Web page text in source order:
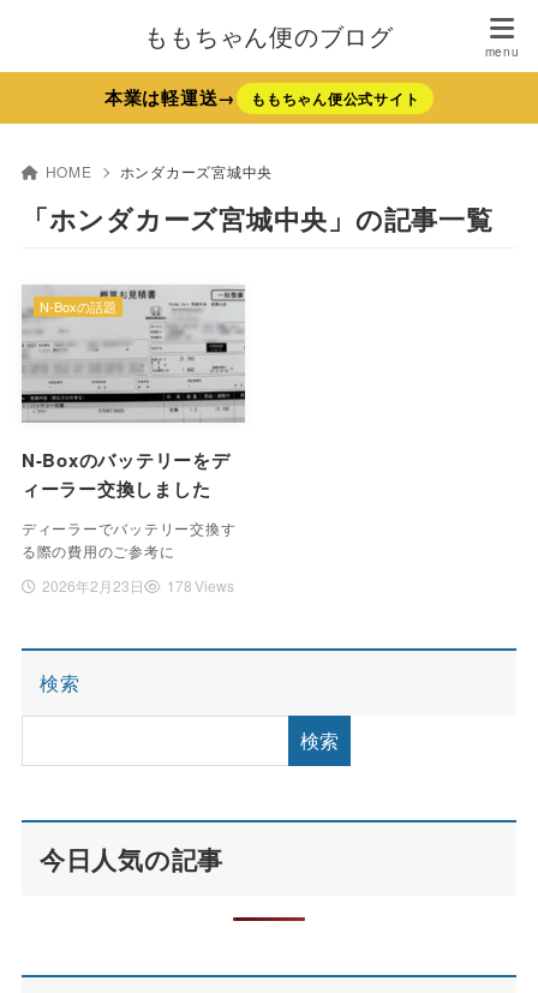
ももちゃん便のブログ
本業は軽運送→ ももちゃん便公式サイト
HOME ホンダカーズ宮城中央
「ホンダカーズ宮城中央」の記事一覧
N-Boxのバッテリーをデ
ィーラー交換しました
ディーラーでバッテリー交換す
る際の費用のご参考に
2026年2月23日
N-Boxの話題
178 Views
検索
検索
今日人気の記事